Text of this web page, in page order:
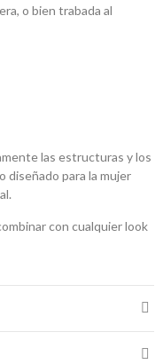
o bien trabada al
las estructuras y los
diseñado para la mujer
con cualquier look